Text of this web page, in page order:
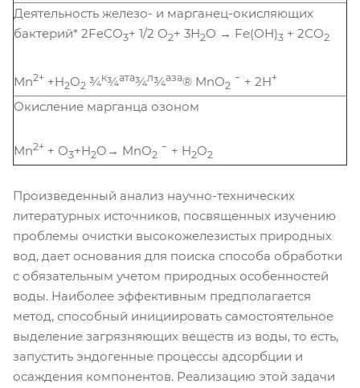
Деятельность железо- и марганец-окисляющих
бактерий* 2FeСО3+ 1/2 О2+ 3Н2О → Fe(ОН)3 + 2СО2
Mn2+ +H2O2 ¾к¾ата¾л¾аза® MnО2 ¯ + 2H+
Окисление марганца озоном
Mn2+ + О3+H2O→ MnО2 ¯ + H2O2
Произведенный анализ научно-технических
литературных источников, посвященных изучению
проблемы очистки высокожелезистых природных
вод, дает основания для поиска способа обработки
с обязательным учетом природных особенностей
воды. Наиболее эффективным предполагается
метод, способный инициировать самостоятельное
выделение загрязняющих веществ из воды, то есть,
запустить эндогенные процессы адсорбции и
осаждения компонентов. Реализацию этой задачи